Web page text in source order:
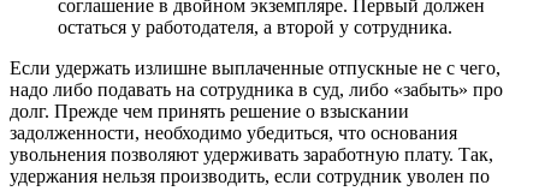
соглашение в двойном экземпляре. Первый должен
остаться у работодателя, а второй у сотрудника.
Если удержать излишне выплаченные отпускные не с чего,
надо либо подавать на сотрудника в суд, либо «забыть» про
долг. Прежде чем принять решение о взыскании
задолженности, необходимо убедиться, что основания
увольнения позволяют удерживать заработную плату. Так,
удержания нельзя производить, если сотрудник уволен по